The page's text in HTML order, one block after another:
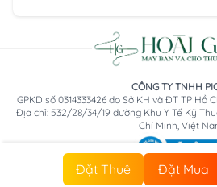
Đặt Thuê Đặt Mua
CÔNG TY TNHH
GPKD số 0314333426 do Sở KH và ĐT TP
Địa chỉ: 532/28/34/19 đường Khu Y Tế Kỹ
Chí Minh, Việt